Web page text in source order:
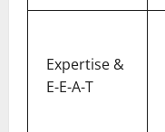
Expertise &
E-E-A-T